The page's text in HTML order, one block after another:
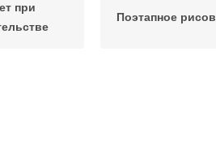
при
Поэтапное